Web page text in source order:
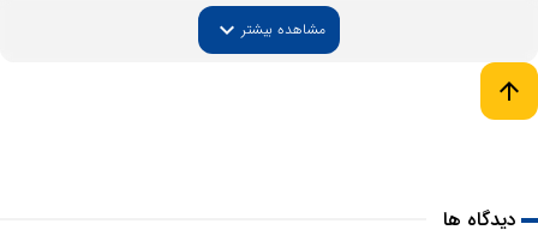
مشاهده بیشترexpand_more
arrow_upward
دیدگاه ها